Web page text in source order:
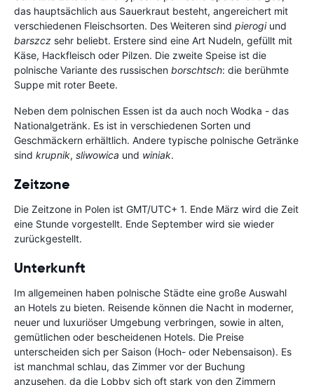
das hauptsächlich aus Sauerkraut besteht, angereichert mit
verschiedenen Fleischsorten. Des Weiteren sind pierogi und
barszcz sehr beliebt. Erstere sind eine Art Nudeln, gefüllt mit
Käse, Hackfleisch oder Pilzen. Die zweite Speise ist die
polnische Variante des russischen borschtsch: die berühmte
Suppe mit roter Beete.
Neben dem polnischen Essen ist da auch noch Wodka - das
Nationalgetränk. Es ist in verschiedenen Sorten und
Geschmäckern erhältlich. Andere typische polnische Getränke
sind krupnik, sliwowica und winiak.
Zeitzone
Die Zeitzone in Polen ist GMT/UTC+ 1. Ende März wird die Zeit
eine Stunde vorgestellt. Ende September wird sie wieder
zurückgestellt.
Unterkunft
Im allgemeinen haben polnische Städte eine große Auswahl
an Hotels zu bieten. Reisende können die Nacht in moderner,
neuer und luxuriöser Umgebung verbringen, sowie in alten,
gemütlichen oder bescheidenen Hotels. Die Preise
unterscheiden sich per Saison (Hoch- oder Nebensaison). Es
ist manchmal schlau, das Zimmer vor der Buchung
anzusehen, da die Lobby sich oft stark von den Zimmern